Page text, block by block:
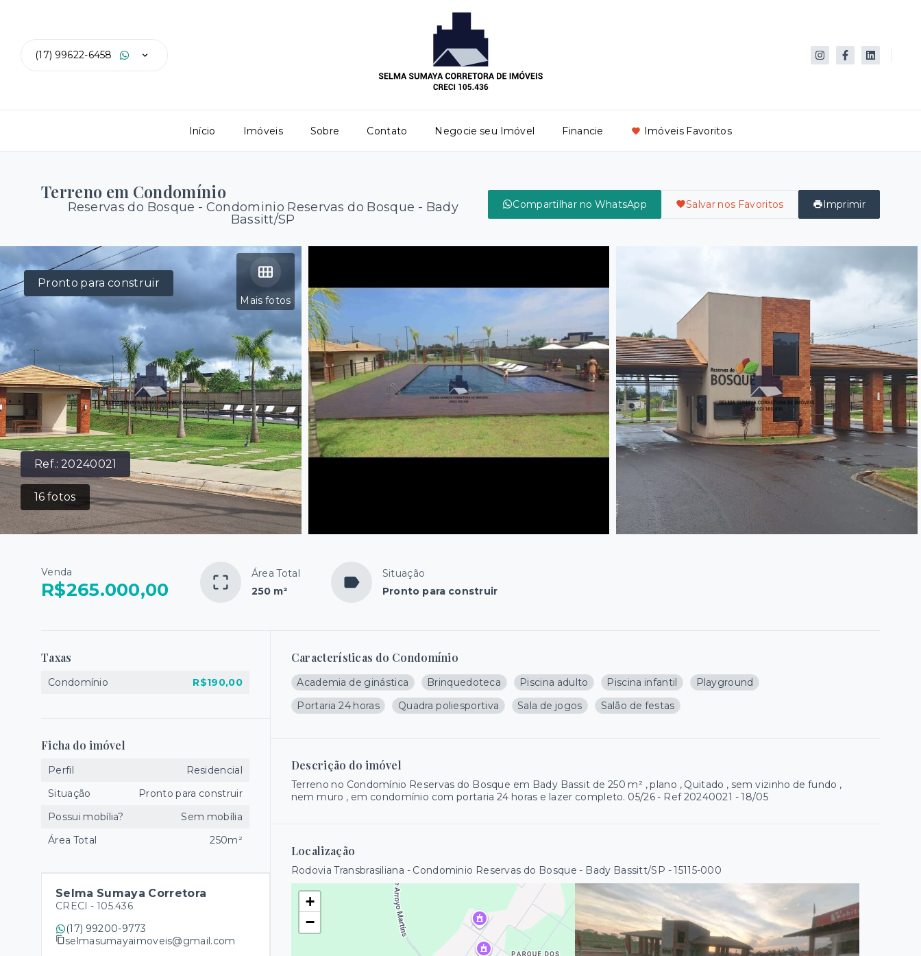
(17) 99622-6458
Início Imóveis Sobre Contato Negocie seu Imóvel Financie Imóveis Favoritos
Terreno em Condomínio
Reservas do Bosque - Condominio Reservas do Bosque - Bady
Bassitt/SP
Compartilhar no WhatsApp Salvar nos Favoritos Imprimir
Ref.:20240021
16 fotos
Mais fotos
Pronto para construir
Venda
R$265.000,00
Área Total
250 m²
Situação
Pronto para construir
Características do Condomínio
Academia de ginástica Brinquedoteca Piscina adulto Piscina infantil
Playground
Portaria 24 horas
Quadra poliesportiva Sala de jogos Salão de festas
Descrição do imóvel
Terreno no Condomínio Reservas do Bosque em Bady Bassit de 250 m² , plano , Quitado , sem vizinho de fundo ,
nem muro , em condomínio com portaria 24 horas e lazer completo. 05/26 - Ref 20240021 - 18/05
Localização
Rodovia Transbrasiliana - Condominio Reservas do Bosque - Bady Bassitt/SP - 15115-000
+
−
Taxas
Condomínio R$190,00
Ficha do imóvel
Perfil
Residencial
Situação
Pronto para construir
Possui mobília?
Sem mobília
Área Total
250m²
Selma Sumaya Corretora
CRECI - 105.436
(17) 99200-9773
selmasumayaimoveis@gmail.com